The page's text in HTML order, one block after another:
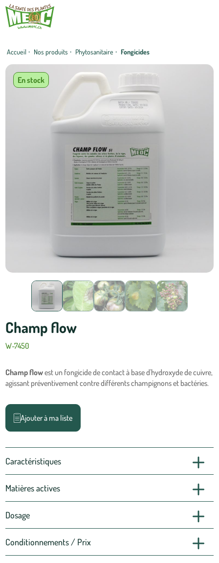
Accueil · Nos produits · Phytosanitaire · Fongicides
En stock
Champ flow
W-7450
Champ flowest un fongicide de contact à base d'hydroxyde de cuivre,
agissant préventivement contre différents champignons et bactéries.
Ajouter à ma liste
Caractéristiques
Matières actives
Dosage
Conditionnements / Prix